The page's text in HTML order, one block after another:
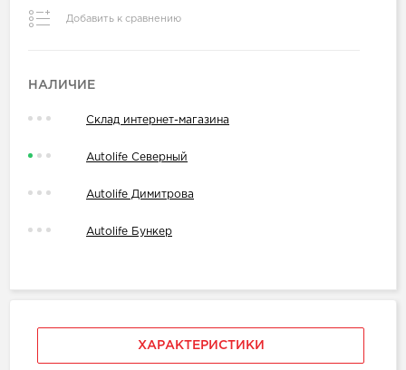
Добавить к сравнению
НАЛИЧИЕ
Склад интернет-магазина
Autolife Северный
Autolife Димитрова
Autolife Бункер
ХАРАКТЕРИСТИКИ